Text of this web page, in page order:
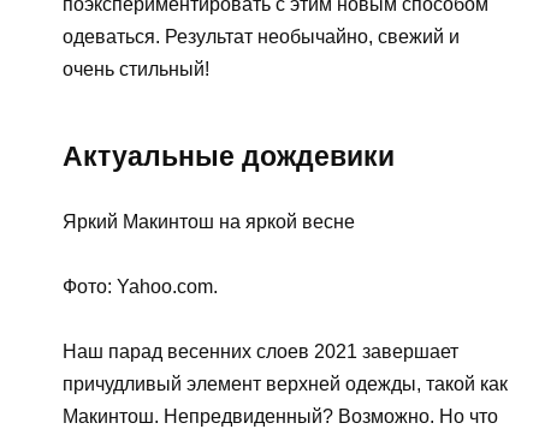
одеваться. Результат необычайно, свежий и
очень стильный!
Актуальные дождевики
Яркий Макинтош на яркой весне
Фото: Yahoo.com.
Наш парад весенних слоев 2021 завершает
причудливый элемент верхней одежды, такой как
Макинтош. Непредвиденный? Возможно. Но что